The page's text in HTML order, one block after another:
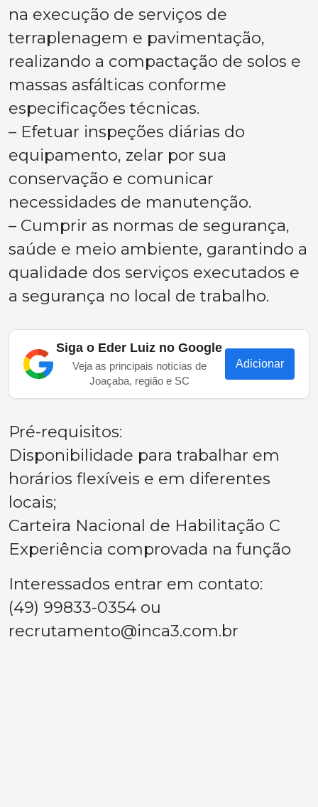
na execução de serviços de
terraplenagem e pavimentação,
realizando a compactação de solos e
massas asfálticas conforme
especificações técnicas.
– Efetuar inspeções diárias do
equipamento, zelar por sua
conservação e comunicar
necessidades de manutenção.
– Cumprir as normas de segurança,
saúde e meio ambiente, garantindo a
qualidade dos serviços executados e
a segurança no local de trabalho.
Siga o Eder Luiz no Google
Veja as principais notícias de
Joaçaba, região e SC
Adicionar
Pré-requisitos:
Disponibilidade para trabalhar em
horários flexíveis e em diferentes
locais;
Carteira Nacional de Habilitação C
Experiência comprovada na função
Interessados entrar em contato:
(49) 99833-0354 ou
recrutamento@inca3.com.br